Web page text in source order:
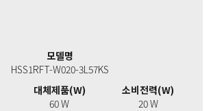
모델명
HSS1RFT-W020-3L57KS
대체제품(W)
60 W
소비전력(W)
20 W